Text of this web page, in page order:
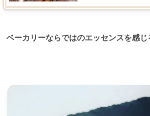
ベーカリーならではのエッセンスを感